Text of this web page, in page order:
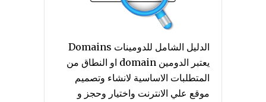
الدليل الشامل للدومينات Domains
يعتبر الدومين domain او النطاق من
المتطلبات الاساسية لانشاء وتصميم
موقع علي الانترنت واختيار وحجز و